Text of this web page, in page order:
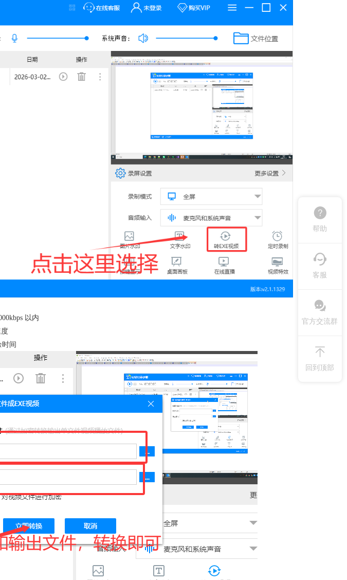
以内
时间
帮助
客服
官方交流群
回到顶部